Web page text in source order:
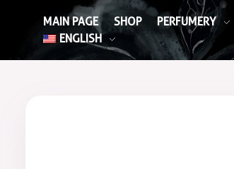
MAIN PAGE SHOP PERFUMERY
ENGLISH